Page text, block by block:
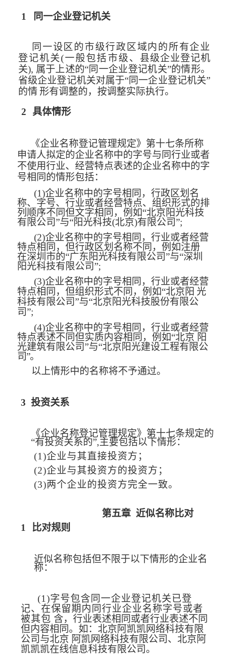
1 同一企业登记机关
同一设区的市级行政区域内的所有企业
登记机关(一般包括市级、 县级企业登记机
关), 属于上述的“同一企业登记机关”的情形。
省级企业登记机关对属于“同一企业登记机关”
的情形有调整的，按调整实际执行。
2
具体情形
《企业名称登记管理规定》第十七条所称
申请人拟定的企业名称中的字号与同行业或者
不使用行业、经营特点表述的企业名称中的字
号相同的情形包括：
(1)企业名称中的字号相同，行政区划名
称、字号、行业或者经营特点、组织形式的排
列顺序不同但文字相同，例如“北京阳光科技
有限公司”与“阳光科技(北京)有限公司”;
(2)企业名称中的字号相同，行业或者经营
特点相同，但行政区划名称不同，例如注册
在深圳市的“广东阳光科技有限公司”与“深圳
阳光科技有限公司”;
(3)企业名称中的字号相同，行业或者经营
特点相同，但组织形式不同，例如“北京阳 光
科技有限公司”与“北京阳光科技股份有限公
司”;
(4)企业名称中的字号相同，行业或者经营
特点表述不同但实质内容相同，例如“北京 阳
光建筑有限公司”与“北京阳光建设工程有限公
司”。
以上情形中的名称将不予通过。
3 投资关系
《企业名称登记管理规定》第十七条规定的
“有投资关系的”,主要包括以下情形：
(1)企业与其直接投资方；
(2)企业与其投资方的投资方；
(3)两个企业的投资方完全一致。
第五章 近似名称比对
1
比对规则
近似名称包括但不限于以下情形的企业名
称：
(1)字号包含同一企业登记机关已登
记、在保留期内同行业企业名称字号或者
被其包 含，行业表述相同或者行业表述不同
但内容相同。如：北京阿凯凯网络科技有限
公司与北京 阿凯网络科技有限公司、北京阿
凯凯凯在线信息科技有限公司。